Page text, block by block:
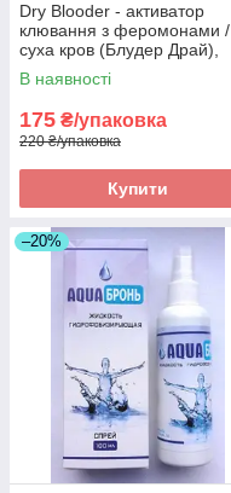
Dry Blooder - активатор
клювання з феромонами /
суха кров (Блудер Драй),
оригінал
В наявності
175 ₴/упаковка
220 ₴/упаковка
Купити
–20%